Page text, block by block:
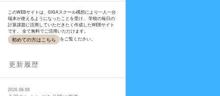
このWEBサイトは、GIGAスクール構想により一人一台
端末が使えるようになったことを受け、 学校の毎日の
計算課題に活用していただきたく作成したWEBサイト
です。 全て無料でご活用いただけます。
初めての方はこちら をご覧ください。
更新履歴
2026.06.08